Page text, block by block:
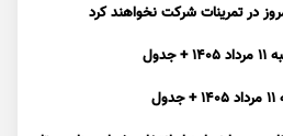
در تمرینات شرکت نخواهند کرد